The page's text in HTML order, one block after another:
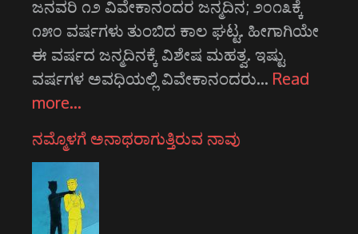
ಜನವರಿ ೧೨ ವಿವೇಕಾನಂದರ ಜನ್ಮದಿನ; ೨೦೧೩ಕ್ಕೆ
೧೫೦ ವರ್ಷಗಳು ತುಂಬಿದ ಕಾಲ ಘಟ್ಟ. ಹೀಗಾಗಿಯೇ
ಈ ವರ್ಷದ ಜನ್ಮದಿನಕ್ಕೆ ವಿಶೇಷ ಮಹತ್ವ. ಇಷ್ಟು
ವರ್ಷಗಳ ಅವಧಿಯಲ್ಲಿ ವಿವೇಕಾನಂದರು… Read
more…
ನಮ್ಮೊಳಗೆ ಅನಾಥರಾಗುತ್ತಿರುವ ನಾವು